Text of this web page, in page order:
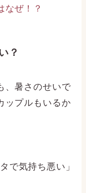
なぜ！？
？
、暑さのせいで
ップルもいるか
で気持ち悪い」